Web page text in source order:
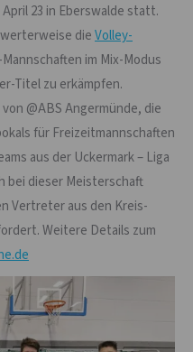
23 in Eberswalde statt.
dieVolley-
im Mix-Modus
Titel zu erkämpfen.
@ABS Angermünde, die
für Freizeitmannschaften
aus der Uckermark – Liga
bei dieser Meisterschaft
Vertreter aus den Kreis-
Weitere Details zum